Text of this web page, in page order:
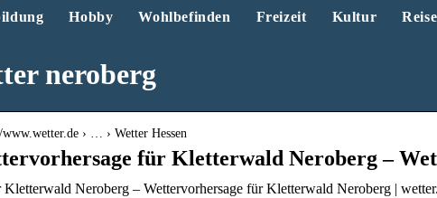
Hobby Wohlbefinden Freizeit Kultur
neroberg
› … › Wetter Hessen
für Kletterwald Neroberg –
Kletterwald Neroberg – Wettervorhersage für Kletterwald Neroberg |